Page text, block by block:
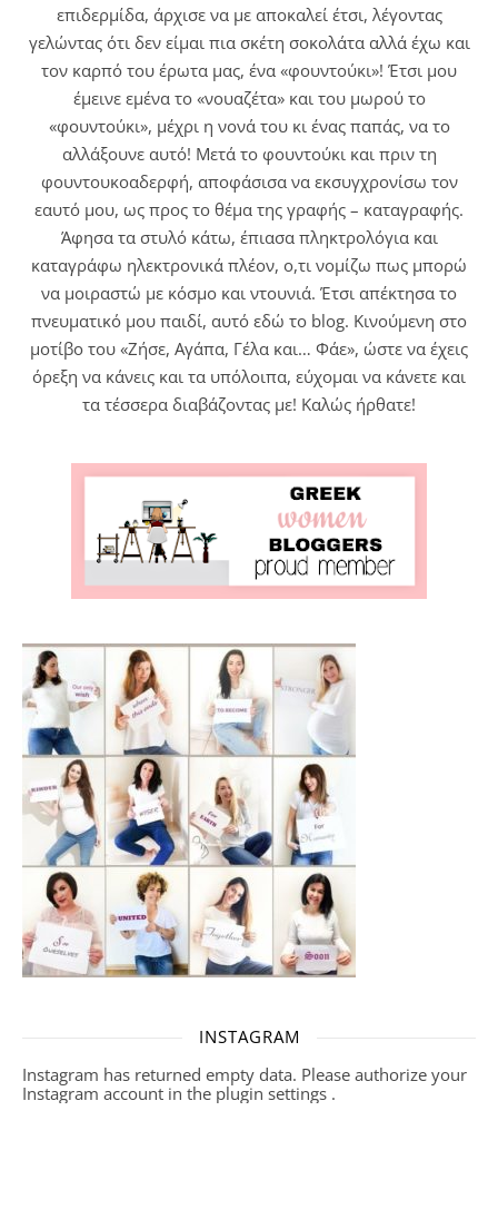
επιδερμίδα, άρχισε να με αποκαλεί έτσι, λέγοντας
γελώντας ότι δεν είμαι πια σκέτη σοκολάτα αλλά έχω και
τον καρπό του έρωτα μας, ένα «φουντούκι»! Έτσι μου
έμεινε εμένα το «νουαζέτα» και του μωρού το
«φουντούκι», μέχρι η νονά του κι ένας παπάς, να το
αλλάξουνε αυτό! Μετά το φουντούκι και πριν τη
φουντουκοαδερφή, αποφάσισα να εκσυγχρονίσω τον
εαυτό μου, ως προς το θέμα της γραφής – καταγραφής.
Άφησα τα στυλό κάτω, έπιασα πληκτρολόγια και
καταγράφω ηλεκτρονικά πλέον, ο,τι νομίζω πως μπορώ
να μοιραστώ με κόσμο και ντουνιά. Έτσι απέκτησα το
πνευματικό μου παιδί, αυτό εδώ το blog. Κινούμενη στο
μοτίβο του «Ζήσε, Αγάπα, Γέλα και… Φάε», ώστε να έχεις
όρεξη να κάνεις και τα υπόλοιπα, εύχομαι να κάνετε και
τα τέσσερα διαβάζοντας με! Καλώς ήρθατε!
INSTAGRAM
Instagram has returned empty data. Please authorize your
Instagram account in the plugin settings .